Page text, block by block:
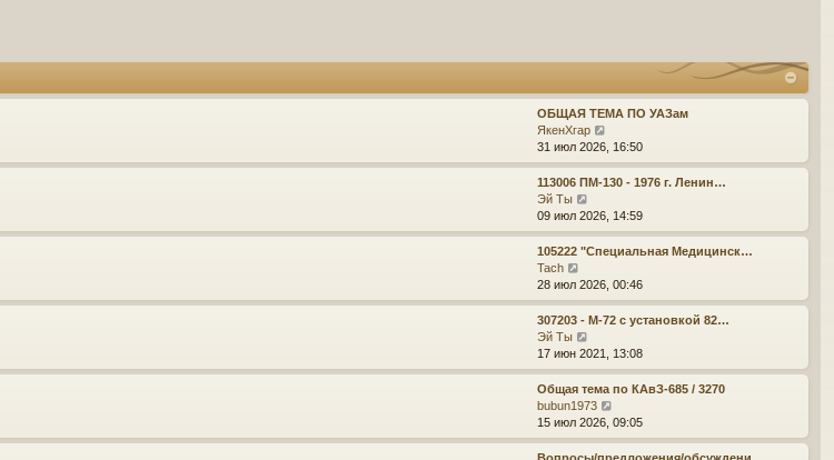
ОБЩАЯ ТЕМА ПО УАЗам
ЯкенХгар
р
е
и
о
с
е
н
е
м
у
с
о
31 июл 2026, 16:50
113006 ПМ-130 - 1976 г. Ленин…
Эй Ты
е
р
е
т
и
к
о
е
д
н
е
09 июл 2026, 14:59
105222 "Специальная Медицинск…
Tach
е
р
й
т
и
п
о
28 июл 2026, 00:46
307203 - М-72 с установкой 82…
Эй Ты
е
р
е
й
т
и
17 июн 2021, 13:08
Общая тема по КАвЗ-685 / 3270
bubun1973
е
р
е
15 июл 2026, 09:05